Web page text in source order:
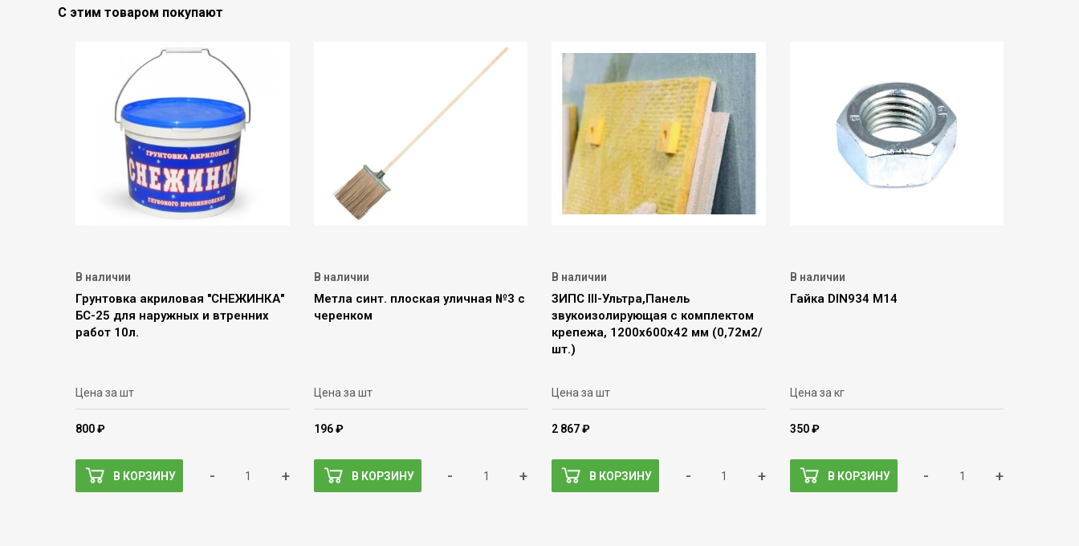
С этим товаром покупают
В наличии
Грунтовка акриловая "СНЕЖИНКА"
БС-25 для наружных и втренних
работ 10л.
Цена за шт
800 ₽
В КОРЗИНУ - +
В наличии
Метла синт. плоская уличная №3 с
черенком
Цена за шт
196 ₽
В КОРЗИНУ - +
В наличии
ЗИПС III-Ультра,Панель
звукоизолирующая с комплектом
крепежа, 1200х600х42 мм (0,72м2/
шт.)
Цена за шт
2 867 ₽
В КОРЗИНУ - +
В наличии
Гайка DIN934 М14
Цена за кг
350 ₽
В КОРЗИНУ - +